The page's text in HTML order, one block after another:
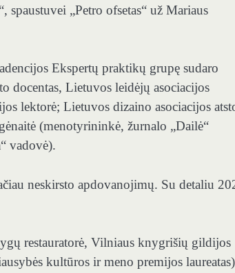
„Petro ofsetas“ už Mariaus
Ekspertų praktikų grupę sudaro
docentas, Lietuvos leidėjų asociacijos
lektorė; Lietuvos dizaino asociacijos
(menotyrininkė, žurnalo „Dailė“
vadovė).
neskirsto apdovanojimų. Su detaliu
restauratorė, Vilniaus knygrišių gildijos
kultūros ir meno premijos